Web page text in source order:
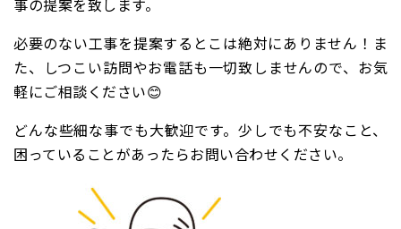
事の提案を致します。
必要のない工事を提案するとこは絶対にありません！ ま
た、しつこい訪問やお電話も一切致しませんので、お気
軽にご相談ください😊
どんな些細な事でも大歓迎です。少しでも不安なこと、
困っていることがあったらお問い合わせください。